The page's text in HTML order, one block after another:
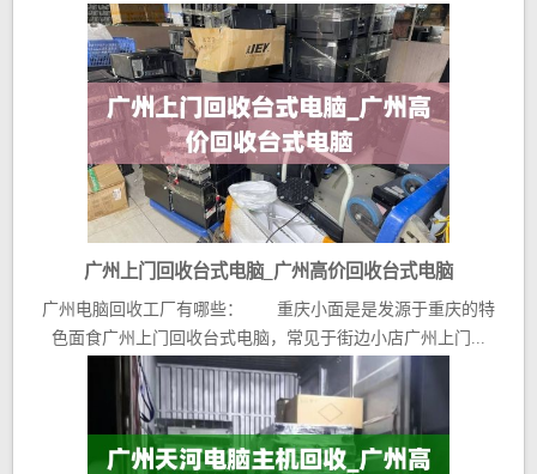
广州上门回收台式电脑_广州高价回收台式电脑
广州电脑回收工厂有哪些： 重庆小面是是发源于重庆的特
色面食广州上门回收台式电脑，常见于街边小店广州上门...